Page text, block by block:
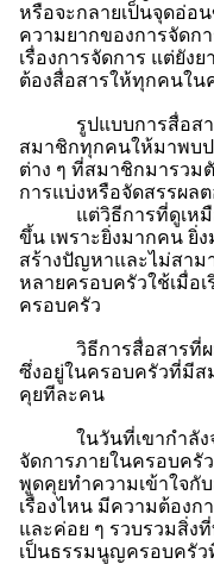
หรือจะกลายเป็นจุดอ่อ
ความยากของการจัดก
เรื่องการจัดการ แต่ยัง
ต้องสื่อสารให้ทุกคนใน
รูปแบบการสื่อส
สมาชิกทุกคนให้มาพบ
ต่าง ๆ ที่สมาชิกมารวม
การแบ่งหรือจัดสรรผล
แต่วิธีการที่ดูเห
ขึ้น เพราะยิ่งมากคน ยิ่
สร้างปัญหาและไม่สาม
หลายครอบครัวใช้เมื่อ
ครอบครัว
วิธีการสื่อสารที่
ซึ่งอยู่ในครอบครัวที่มีส
คุยทีละคน
ในวันที่เขากำลั
จัดการภายในครอบครั
พูดคุยทำความเข้าใจกั
เรื่องไหน มีความต้องก
และค่อย ๆ รวบรวมสิ่ง
เป็นธรรมนูญครอบครั